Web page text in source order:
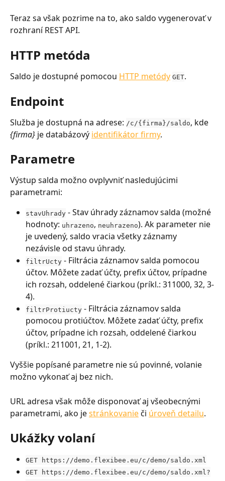
Teraz sa však pozrime na to, ako saldo vygenerovať v
rozhraní REST API.
HTTP metóda
Saldo je dostupné pomocou HTTP metódy GET.
Endpoint
Služba je dostupná na adrese: /c/{firma}/saldo, kde
{firma} je databázový identifikátor firmy.
Parametre
Výstup salda možno ovplyvniť nasledujúcimi
parametrami:
stavUhrady - Stav úhrady záznamov salda (možné
hodnoty: uhrazeno, neuhrazeno). Ak parameter nie
je uvedený, saldo vracia všetky záznamy
nezávisle od stavu úhrady.
filtrUcty - Filtrácia záznamov salda pomocou
účtov. Môžete zadať účty, prefix účtov, prípadne
ich rozsah, oddelené čiarkou (príkl.: 311000, 32, 3-
4).
filtrProtiucty - Filtrácia záznamov salda
pomocou protiúčtov. Môžete zadať účty, prefix
účtov, prípadne ich rozsah, oddelené čiarkou
(príkl.: 211001, 21, 1-2).
Vyššie popísané parametre nie sú povinné, volanie
možno vykonať aj bez nich.
URL adresa však môže disponovať aj všeobecnými
parametrami, ako je stránkovanie či úroveň detailu.
Ukážky volaní
GET https://demo.flexibee.eu/c/demo/saldo.xml
GET https://demo.flexibee.eu/c/demo/saldo.xml?